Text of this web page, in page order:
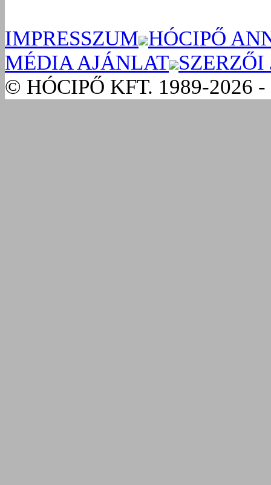
IMPRESSZUM HÓCIPŐ
MÉDIA AJÁNLAT SZERZŐI
© HÓCIPŐ KFT. 1989-2026